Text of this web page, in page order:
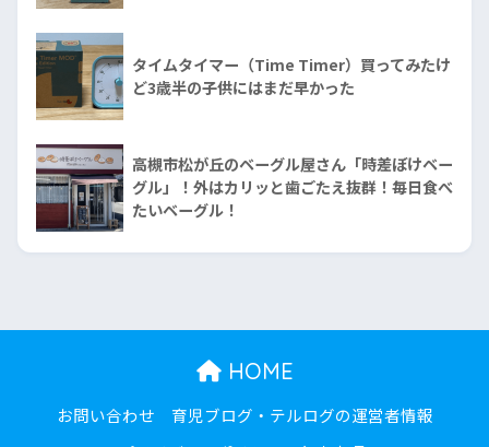
タイムタイマー（Time Timer）買ってみたけ
ど3歳半の子供にはまだ早かった
高槻市松が丘のベーグル屋さん「時差ぼけベー
グル」！外はカリッと歯ごたえ抜群！毎日食べ
たいベーグル！
HOME
お問い合わせ
育児ブログ・テルログの運営者情報